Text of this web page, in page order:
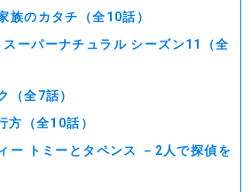
族のカタチ（全10話）
ーパーナチュラル シーズン11（全
（全7話）
方（全10話）
ー トミーとタペンス －2人で探偵を